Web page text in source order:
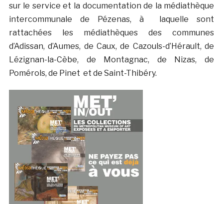
sur le service et la documentation de la médiathèque
intercommunale de Pézenas, à laquelle sont
rattachées les médiathèques des communes
d’Adissan, d’Aumes, de Caux, de Cazouls-d’Hérault, de
Lézignan-la-Cèbe, de Montagnac, de Nizas, de
Pomérols, de Pinet et de Saint-Thibéry.